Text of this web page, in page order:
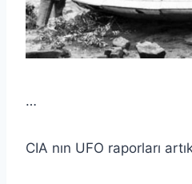
…
CIA nın UFO raporları